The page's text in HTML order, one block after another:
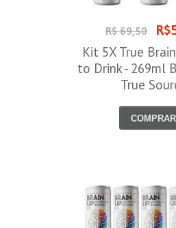
R$ 69,50
Kit 5X True
to Drink - 269ml
True
COMPRAR